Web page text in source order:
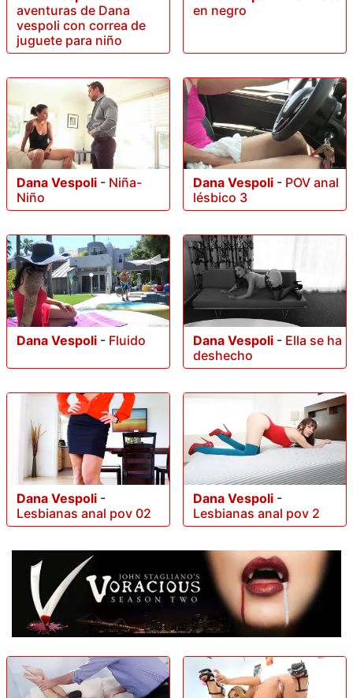
aventuras de Dana
vespoli con correa de
juguete para niño
en negro
Dana Vespoli - Niña-
Niño
Dana Vespoli - POV anal
lésbico 3
Dana Vespoli - Fluido Dana Vespoli - Ella se ha
deshecho
Dana Vespoli -
Lesbianas anal pov 02
Dana Vespoli -
Lesbianas anal pov 2